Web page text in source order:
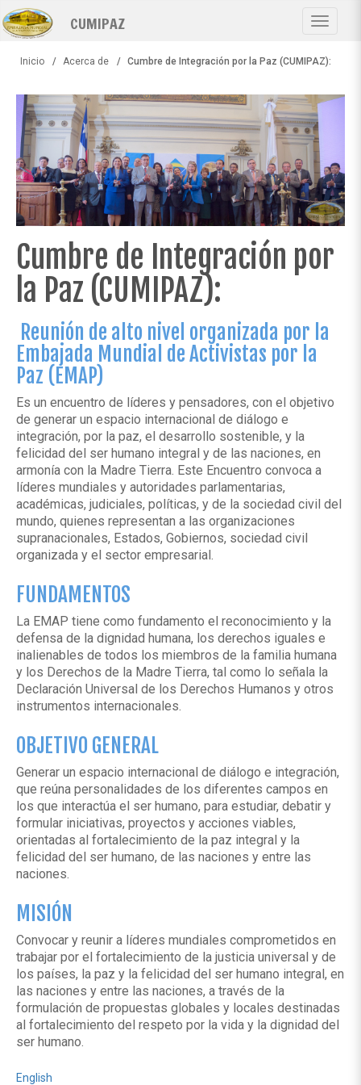
Pasar
al
contenido
Toggle
CUMIPAZ
Inicio Acerca de Cumbre de Integración por la Paz (CUMIPAZ):
Cumbre de Integración por
la Paz (CUMIPAZ):
Reunión de alto nivel organizada por la
Embajada Mundial de Activistas por la
Paz (EMAP)
Es un encuentro de líderes y pensadores, con el objetivo
de generar un espacio internacional de diálogo e
integración, por la paz, el desarrollo sostenible, y la
felicidad del ser humano integral y de las naciones, en
armonía con la Madre Tierra. Este Encuentro convoca a
líderes mundiales y autoridades parlamentarias,
académicas, judiciales, políticas, y de la sociedad civil del
mundo, quienes representan a las organizaciones
supranacionales, Estados, Gobiernos, sociedad civil
organizada y el sector empresarial.
FUNDAMENTOS
La EMAP tiene como fundamento el reconocimiento y la
defensa de la dignidad humana, los derechos iguales e
inalienables de todos los miembros de la familia humana
y los Derechos de la Madre Tierra, tal como lo señala la
Declaración Universal de los Derechos Humanos y otros
instrumentos internacionales.
OBJETIVO GENERAL
Generar un espacio internacional de diálogo e integración,
que reúna personalidades de los diferentes campos en
los que interactúa el ser humano, para estudiar, debatir y
formular iniciativas, proyectos y acciones viables,
orientadas al fortalecimiento de la paz integral y la
felicidad del ser humano, de las naciones y entre las
naciones.
MISIÓN
Convocar y reunir a líderes mundiales comprometidos en
trabajar por el fortalecimiento de la justicia universal y de
los países, la paz y la felicidad del ser humano integral, en
las naciones y entre las naciones, a través de la
formulación de propuestas globales y locales destinadas
al fortalecimiento del respeto por la vida y la dignidad del
ser humano.
English